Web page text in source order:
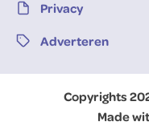
Privacy
Adverteren
Copyrights
Made